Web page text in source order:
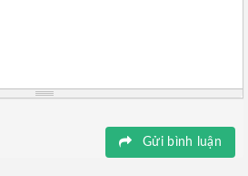
Gửi bình luận